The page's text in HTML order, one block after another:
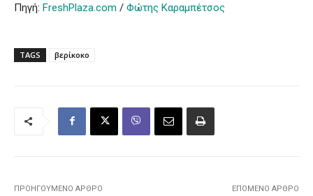
Πηγή: FreshPlaza.com / Φώτης Καραμπέτσος
TAGS βερίκοκο
ΠΡΟΗΓΟΎΜΕΝΟ ΆΡΘΡΟ ΕΠΌΜΕΝΟ ΆΡΘΡΟ